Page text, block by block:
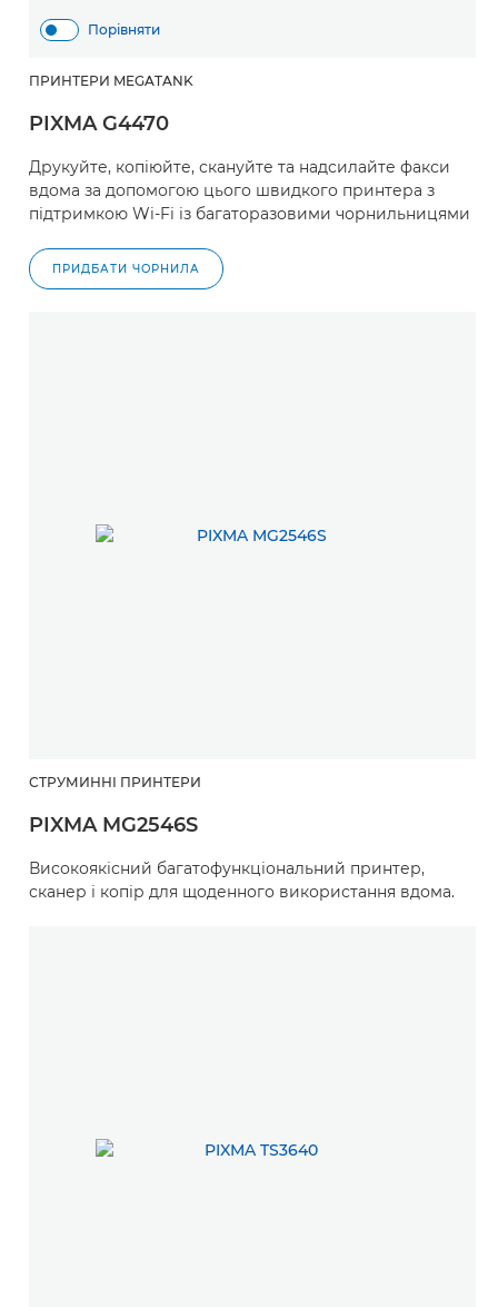
Порівняти
ПРИНТЕРИ MEGATANK
PIXMA G4470
Друкуйте, копіюйте, скануйте та надсилайте факси
вдома за допомогою цього швидкого принтера з
підтримкою Wi-Fi із багаторазовими чорнильницями
ПРИДБАТИ ЧОРНИЛА
СТРУМИННІ ПРИНТЕРИ
PIXMA MG2546S
Високоякісний багатофункціональний принтер,
сканер і копір для щоденного використання вдома.